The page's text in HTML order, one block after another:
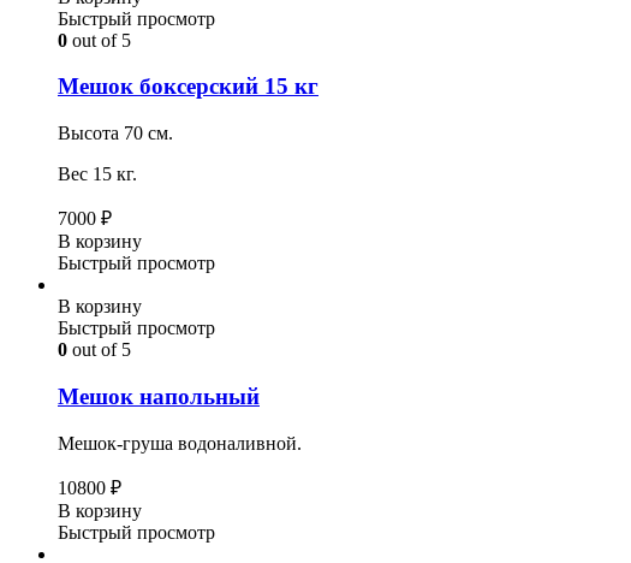
Быстрый просмотр
0 out of 5
Мешок боксерский 15 кг
Высота 70 см.
Вес 15 кг.
7000 ₽
В корзину
Быстрый просмотр
В корзину
Быстрый просмотр
0 out of 5
Мешок напольный
Мешок-груша водоналивной.
10800 ₽
В корзину
Быстрый просмотр